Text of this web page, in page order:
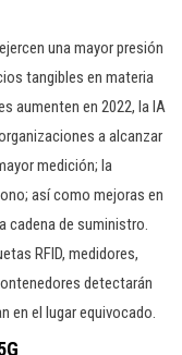
una mayor presión
tangibles en materia
aumenten en 2022, la IA
a alcanzar
medición; la
así como mejoras en
cadena de suministro.
RFID, medidores,
detectarán
en el lugar equivocado.